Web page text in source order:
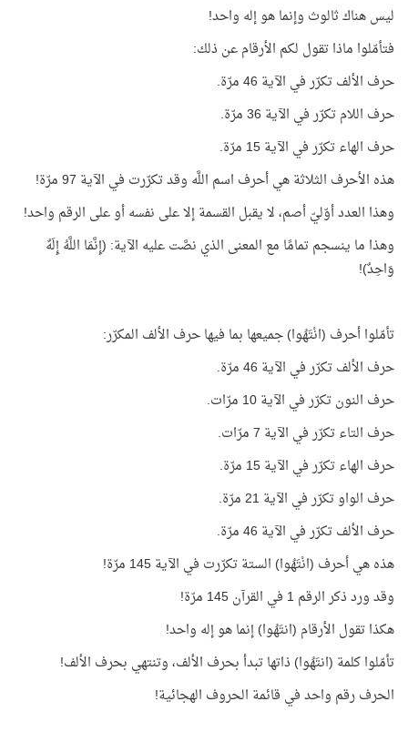
ليس هناك ثالوث وإنما هو إله واحد!
فتأمّلوا ماذا تقول لكم الأرقام عن ذلك:
حرف الألف تكرّر في الآية 46 مرّة.
حرف اللام تكرّر في الآية 36 مرّة.
حرف الهاء تكرّر في الآية 15 مرّة.
هذه الأحرف الثلاثة هي أحرف اسم اللَّه وقد تكرّرت في الآية 97 مرّة!
وهذا العدد أوّليّ أصم، لا يقبل القسمة إلا على نفسه أو على الرقم واحد!
وهذا ما ينسجم تمامًا مع المعنى الذي نصَّت عليه الآية: (إِنَّمَا اللَّهُ إِلَهٌ
وَاحِدٌ)!
تأمّلوا أحرف (انْتَهُوا) جميعها بما فيها حرف الألف المكرّر:
حرف الألف تكرّر في الآية 46 مرّة.
حرف النون تكرّر في الآية 10 مرّات.
حرف التاء تكرّر في الآية 7 مرّات.
حرف الهاء تكرّر في الآية 15 مرّة.
حرف الواو تكرّر في الآية 21 مرّة.
حرف الألف تكرّر في الآية 46 مرّة.
هذه هي أحرف (انْتَهُوا) الستة تكرّرت في الآية 145 مرّة!
وقد ورد ذكر الرقم 1 في القرآن 145 مرّة!
هكذا تقول الأرقام (انتَهُوا) إنما هو إله واحد!
تأمّلوا كلمة (انتَهُوا) ذاتها تبدأ بحرف الألف، وتنتهي بحرف الألف!
الحرف رقم واحد في قائمة الحروف الهجائية!